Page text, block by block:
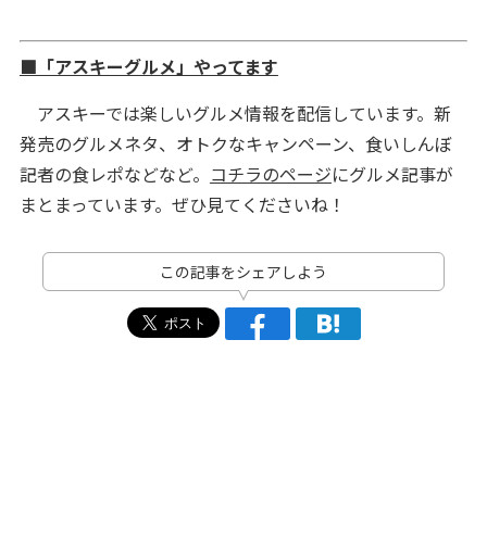
■「アスキーグルメ」やってます
アスキーでは楽しいグルメ情報を配信しています。新
発売のグルメネタ、オトクなキャンペーン、食いしんぼ
記者の食レポなどなど。 コチラのページにグルメ記事が
まとまっています。ぜひ見てくださいね！
この記事をシェアしよう